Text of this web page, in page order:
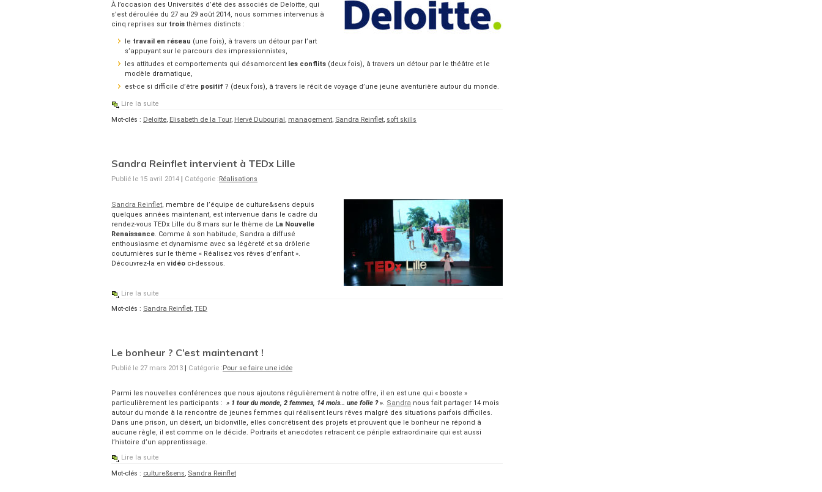
À l’occasion des Universités d’été des associés de Deloitte, qui
s’est déroulée du 27 au 29 août 2014, nous sommes intervenus à
cinq reprises sur trois thèmes distincts :
le travail en réseau (une fois), à travers un détour par l’art
s’appuyant sur le parcours des impressionnistes,
les attitudes et comportements qui désamorcent les conflits (deux fois), à travers un détour par le théâtre et le
modèle dramatique,
est-ce si difficile d’être positif ? (deux fois), à travers le récit de voyage d’une jeune aventurière autour du monde.
Lire la suite
Mot-clés : Deloitte, Elisabeth de la Tour, Hervé Dubourjal , management, Sandra Reinflet, soft skills
Sandra Reinflet intervient à TEDx Lille
Publié le 15 avril 2014 Catégorie : Réalisations
Sandra Reinflet , membre de l’équipe de culture&sens depuis
quelques années maintenant, est intervenue dans le cadre du
rendez-vous TEDx Lille du 8 mars sur le thème de La Nouvelle
Renaissance . Comme à son habitude, Sandra a diffusé
enthousiasme et dynamisme avec sa légèreté et sa drôlerie
coutumières sur le thème « Réalisez vos rêves d’enfant ».
Découvrez-la en vidéo ci-dessous.
Lire la suite
Mot-clés : Sandra Reinflet, TED
Le bonheur ? C’est maintenant !
Publié le 27 mars 2013 | Catégorie :Pour se faire une idée
Parmi les nouvelles conférences que nous ajoutons régulièrement à notre offre, il en est une qui « booste »
particulièrement les participants : » 1 tour du monde, 2 femmes, 14 mois… une folie ? ». Sandra nous fait partager 14 mois
autour du monde à la rencontre de jeunes femmes qui réalisent leurs rêves malgré des situations parfois difficiles.
Dans une prison, un désert, un bidonville, elles concrétisent des projets et prouvent que le bonheur ne répond à
aucune règle, il est comme on le décide. Portraits et anecdotes retracent ce périple extraordinaire qui est aussi
l’histoire d’un apprentissage.
Lire la suite
Mot-clés : culture&sens, Sandra Reinflet